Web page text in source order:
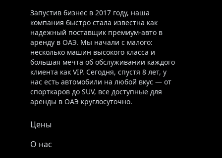
Запустив бизнес в 2017 году, наша
компания быстро стала известна как
надежный поставщик премиум-авто в
аренду в ОАЭ. Мы начали с малого:
несколько машин высокого класса и
большая мечта об обслуживании каждого
клиента как VIP. Сегодня, спустя 8 лет, у
нас есть автомобили на любой вкус — от
спорткаров до SUV, все доступные для
аренды в ОАЭ круглосуточно.
Цены
О нас